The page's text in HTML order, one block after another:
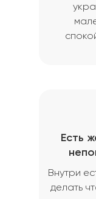
Внутри
делать
Есть